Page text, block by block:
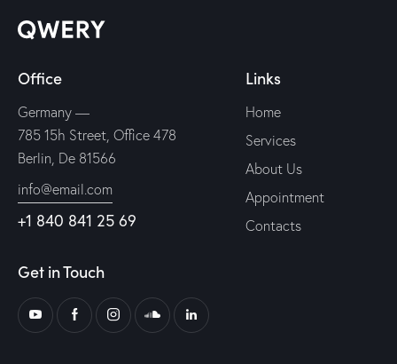
Office
Germany —
785 15h Street, Office 478
Berlin, De 81566
info@email.com
+1 840 841 25 69
Links
Home
Services
About Us
Appointment
Contacts
Get in Touch